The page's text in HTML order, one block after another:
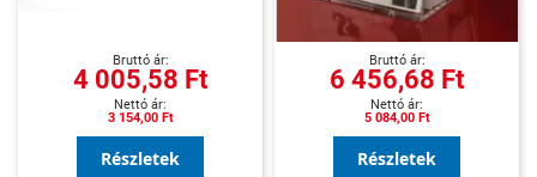
4 005,58 Ft
3 154,00 Ft
Részletek
6 456,68 Ft
5 084,00 Ft
Részletek